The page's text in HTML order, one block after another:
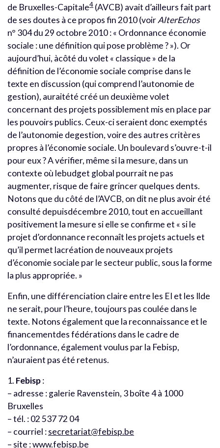
de Bruxelles-Capitale4 (AVCB) avait d’ailleurs fait part
de ses doutes à ce propos fin 2010 (voirAlterEchos
n° 304 du 29 octobre 2010 : « Ordonnance économie
sociale : une définition qui pose problème ? »). Or
aujourd’hui, àcôté du volet « classique » de la
définition de l’économie sociale comprise dans le
texte en discussion (qui comprend l’autonomie de
gestion), auraitété créé un deuxième volet
concernant des projets possiblement mis en place par
les pouvoirs publics. Ceux-ci seraient donc exemptés
de l’autonomie degestion, voire des autres critères
propres à l’économie sociale. Un boulevard s’ouvre-t-il
pour eux ? A vérifier, même si la mesure, dans un
contexte où lebudget global pourrait ne pas
augmenter, risque de faire grincer quelques dents.
Notons que du côté de l’AVCB, on dit ne plus avoir été
consulté depuisdécembre 2010, tout en accueillant
positivement la mesure si elle se confirme et « si le
projet d’ordonnance reconnaît les projets actuels et
qu’il permet lacréation de nouveaux projets
d’économie sociale par le secteur public, sous la forme
la plus appropriée. »
Enfin, une différenciation claire entre les EI et les Ilde
ne serait, pour l’heure, toujours pas coulée dans le
texte. Notons également que la reconnaissance et le
financementdes fédérations dans le cadre de
l’ordonnance, également voulus par la Febisp,
n’auraient pas été retenus.
1. Febisp:
– adresse : galerie Ravenstein, 3 boîte 4 à 1000
Bruxelles
– tél. : 02 537 72 04
– courriel :secretariat@febisp.be
– site :www.febisp.be